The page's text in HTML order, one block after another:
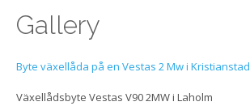
Gallery
Byte växellåda på en Vestas 2 Mw i Kristianstad
Växellådsbyte Vestas V90 2MW i Laholm